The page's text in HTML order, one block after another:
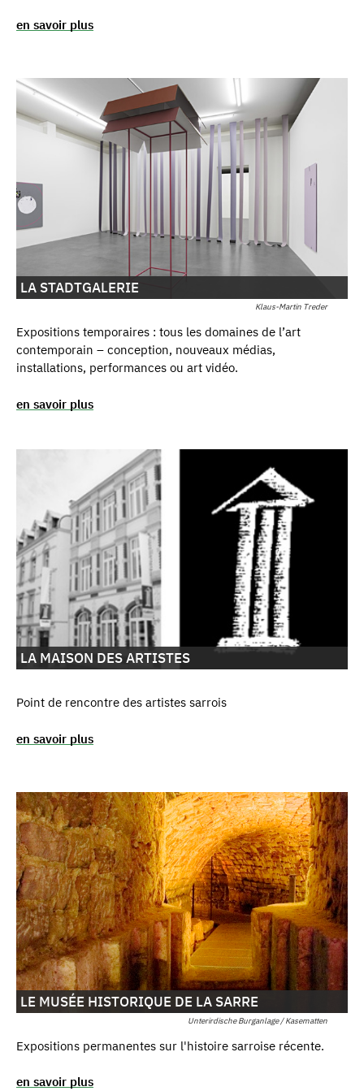
en savoir plus
Klaus-Martin Treder
LA STADTGALERIE
Expositions temporaires : tous les domaines de l’art
contemporain – conception, nouveaux médias,
installations, performances ou art vidéo.
en savoir plus
LA MAISON DES ARTISTES
Point de rencontre des artistes sarrois
en savoir plus
Unterirdische Burganlage / Kasematten
LE MUSÉE HISTORIQUE DE LA SARRE
Expositions permanentes sur l'histoire sarroise récente.
en savoir plus